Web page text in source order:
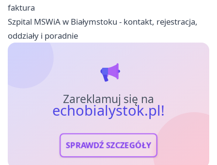
faktura
Szpital MSWiA w Białymstoku - kontakt, rejestracja,
oddziały i poradnie
Zareklamuj się na
echobialystok.pl!
SPRAWDŹ SZCZEGÓŁY